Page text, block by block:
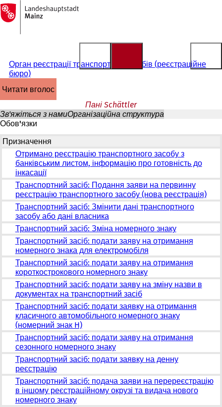
Перейти до змісту
На
головну
сторінку
Орган реєстрації транспортних засобів (реєстраційне
бюро)
читати вголос
Пані Schättler
Зв'яжіться з намиОрганізаційна структура
Обов'язки
Призначення
Отримано реєстрацію транспортного засобу з
банківським листом, інформацію про готовність до
інкасації
Транспортний засіб: Подання заяви на первинну
реєстрацію транспортного засобу (нова реєстрація)
Транспортний засіб: Змінити дані транспортного
засобу або дані власника
Транспортний засіб: Зміна номерного знаку
Транспортний засіб: подати заяву на отримання
номерного знака для електромобіля
Транспортний засіб: подати заяву на отримання
короткострокового номерного знаку
Транспортний засіб: подати заяву на зміну назви в
документах на транспортний засіб
Транспортний засіб: подати заявку на отримання
класичного автомобільного номерного знаку
(номерний знак H)
Транспортний засіб: подати заяву на отримання
сезонного номерного знаку
Транспортний засіб: подати заявку на денну
реєстрацію
Транспортний засіб: подача заяви на перереєстрацію
в іншому реєстраційному окрузі та видача нового
номерного знаку